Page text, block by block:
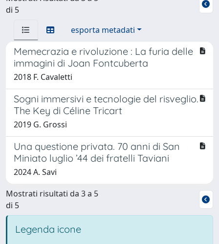
di 5
esporta metadati
Memecrazia e rivoluzione : La furia delle
immagini di Joan Fontcuberta
2018 F. Cavaletti
Sogni immersivi e tecnologie del risveglio.
The Key di Céline Tricart
2019 G. Grossi
Una questione privata. 70 anni di San
Miniato luglio ’44 dei fratelli Taviani
2024 A. Savi
Mostrati risultati da 3 a 5
di 5
Legenda icone